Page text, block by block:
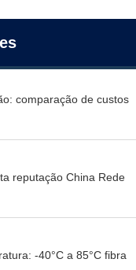
comparação de custos
reputação China Rede
-40°C a 85°C fibra